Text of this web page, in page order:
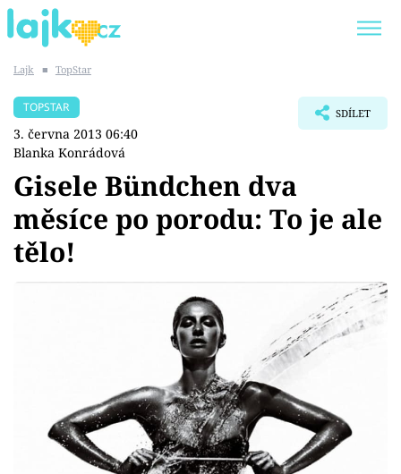
SHOPAHOLICADEL
Témata
Showbyznys
Sex a vztahy
Videa
Lajk ■ TopStar
TOPSTAR
3. června 2013 06:40
Blanka Konrádová
SDÍLET
Gisele Bündchen dva
měsíce po porodu: To je ale
tělo!